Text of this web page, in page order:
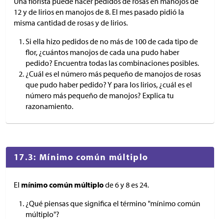
12 y de lirios en manojos de 8. El mes pasado pidió la
misma cantidad de rosas y de lirios.
Si ella hizo pedidos de no más de 100 de cada tipo de
flor, ¿cuántos manojos de cada una pudo haber
pedido? Encuentra todas las combinaciones posibles.
¿Cuál es el número más pequeño de manojos de rosas
que pudo haber pedido? Y para los lirios, ¿cuál es el
número más pequeño de manojos? Explica tu
razonamiento.
17.3: Mínimo común múltiplo
El mínimo común múltiplode 6 y 8 es 24.
¿Qué piensas que significa el término "mínimo común
múltiplo"?